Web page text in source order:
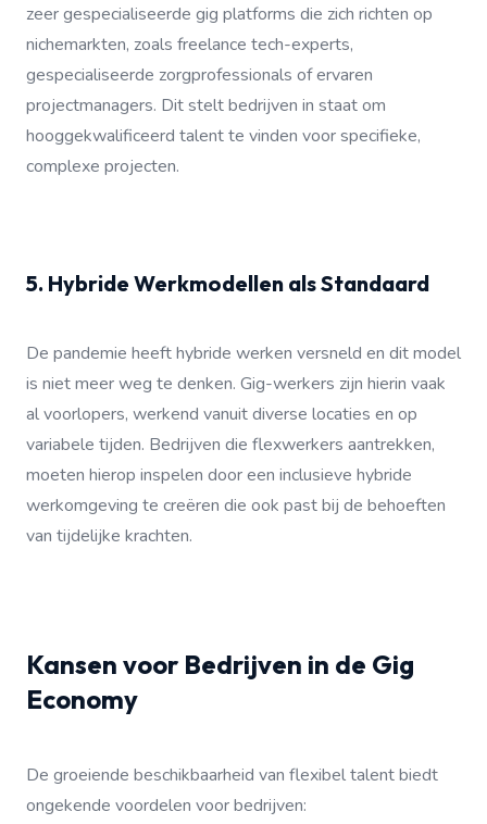
zeer gespecialiseerde gig platforms die zich richten op
nichemarkten, zoals freelance tech-experts,
gespecialiseerde zorgprofessionals of ervaren
projectmanagers. Dit stelt bedrijven in staat om
hooggekwalificeerd talent te vinden voor specifieke,
complexe projecten.
5. Hybride Werkmodellen als Standaard
De pandemie heeft hybride werken versneld en dit model
is niet meer weg te denken. Gig-werkers zijn hierin vaak
al voorlopers, werkend vanuit diverse locaties en op
variabele tijden. Bedrijven die flexwerkers aantrekken,
moeten hierop inspelen door een inclusieve hybride
werkomgeving te creëren die ook past bij de behoeften
van tijdelijke krachten.
Kansen voor Bedrijven in de Gig
Economy
De groeiende beschikbaarheid van flexibel talent biedt
ongekende voordelen voor bedrijven: